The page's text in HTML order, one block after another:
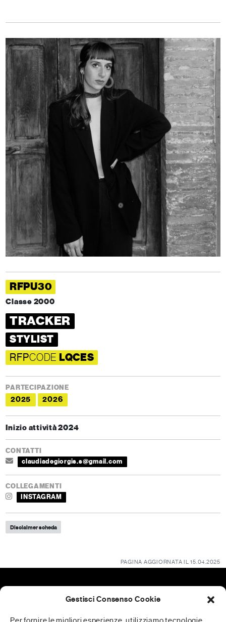
Gestisci Consenso Cookie
RFPU30
Classe 2000
TRACKER
STYLIST
RFPCODE LQCES
PARTECIPAZIONE
2025 2026
Inizio attività 2024
CONTATTI
claudiadegiorgis.s@gmail.com
COLLEGAMENTI
INSTAGRAM
Disclaimer scheda
PAGINA AGGIORNATA IL 15.04.2025
Patrocini